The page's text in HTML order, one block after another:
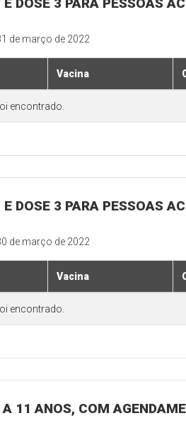
de março de 2022
Vacina
encontrado.
E DOSE 3 PARA PESSOAS
de março de 2022
Vacina
encontrado.
11 ANOS, COM